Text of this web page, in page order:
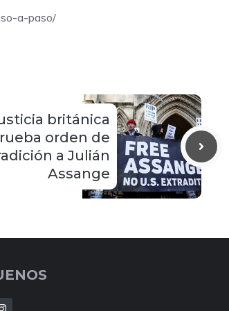
a-paso/
británica
orden de
a Julián
Assange